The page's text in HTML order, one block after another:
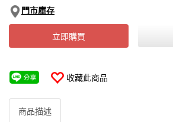
門市庫存
立即購買
收藏此商品
商品描述